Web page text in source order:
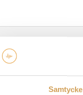
Samtycke